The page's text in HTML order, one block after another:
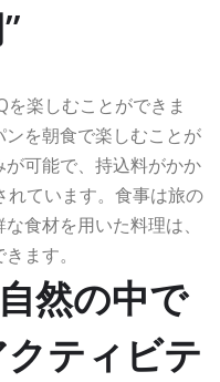
楽しむことができま
を朝食で楽しむことが
可能で、持込料がかか
れています。食事は旅の
食材を用いた料理は、
ます。
然の中で
ティビテ